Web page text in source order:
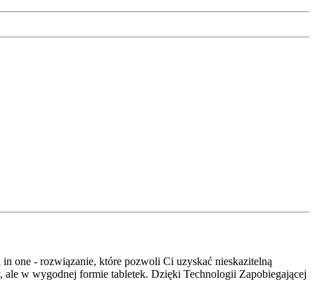
- rozwiązanie, które pozwoli Ci uzyskać nieskazitelną
ale w wygodnej formie tabletek. Dzięki Technologii Zapobiegającej